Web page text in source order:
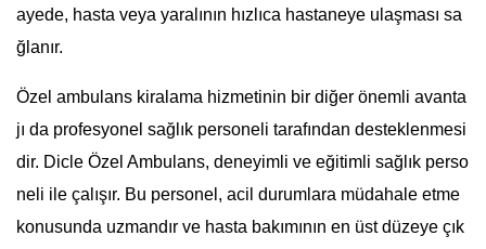
ayede, hasta veya yaralının hızlıca hastaneye ulaşması sa
ğlanır.
Özel ambulans kiralama hizmetinin bir diğer önemli avanta
jı da profesyonel sağlık personeli tarafından desteklenmesi
dir. Dicle Özel Ambulans, deneyimli ve eğitimli sağlık perso
neli ile çalışır. Bu personel, acil durumlara müdahale etme
konusunda uzmandır ve hasta bakımının en üst düzeye çık